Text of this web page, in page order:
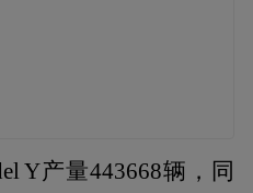
Y产量443668辆，同